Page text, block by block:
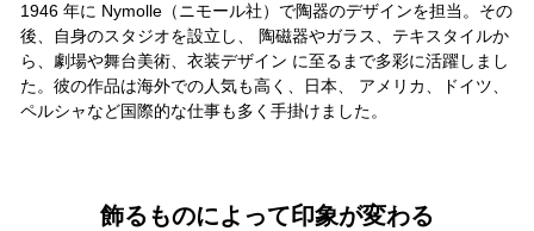
1946 年に Nymolle（ニモール社）で陶器のデザインを担当。その
後、自身のスタジオを設立し、 陶磁器やガラス、テキスタイルか
ら、劇場や舞台美術、衣装デザイン に至るまで多彩に活躍しまし
た。彼の作品は海外での人気も高く、日本、 アメリカ、ドイツ、
ペルシャなど国際的な仕事も多く手掛けました。
飾るものによって印象が変わる